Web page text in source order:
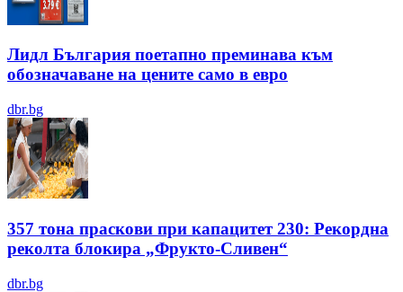
Лидл България поетапно преминава към
обозначаване на цените само в евро
dbr.bg
357 тона праскови при капацитет 230: Рекордна
реколта блокира „Фрукто-Сливен“
dbr.bg